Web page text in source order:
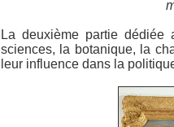
La deuxième partie
sciences, la botanique, la
leur influence dans la